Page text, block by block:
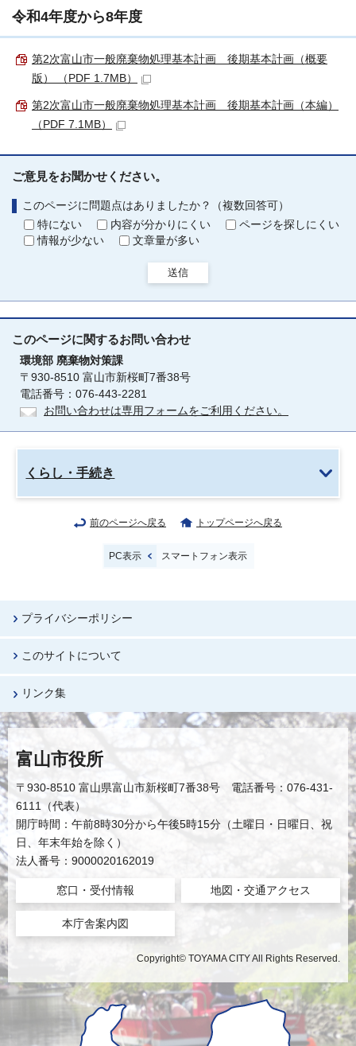
令和4年度から8年度
第2次富山市一般廃棄物処理基本計画 後期基本計画（概要
版） （PDF 1.7MB）
第2次富山市一般廃棄物処理基本計画 後期基本計画（本編）
（PDF 7.1MB）
ご意見をお聞かせください。
このページに問題点はありましたか？（複数回答可）
特にない
内容が分かりにくい
ページを探しにくい
情報が少ない
文章量が多い
送信
このページに関するお問い合わせ
環境部 廃棄物対策課
〒930-8510 富山市新桜町7番38号
電話番号：076-443-2281
お問い合わせは専用フォームをご利用ください。
くらし・手続き
前のページへ戻る トップページへ戻る
PC表示 スマートフォン表示
プライバシーポリシー
このサイトについて
リンク集
富山市役所
〒930-8510 富山県富山市新桜町7番38号 電話番号：076-431-
6111（代表）
開庁時間：午前8時30分から午後5時15分（土曜日・日曜日、祝
日、年末年始を除く）
法人番号：9000020162019
窓口・受付情報 地図・交通アクセス
本庁舎案内図
Copyright© TOYAMA CITY All Rights Reserved.